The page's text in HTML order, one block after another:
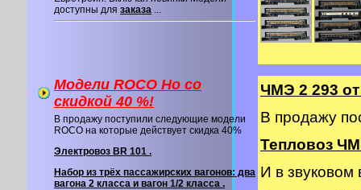
доступны для заказа ...
Модели ROCO Ho со
cкидкой 40 %!
В продажу поступили следующие модели
ROCO на которые действует скидка 40%
Электровоз BR 101 .
Набор из трёх пассажирских вагонов: два
вагона 2 класса и вагон 1/2 класса .
ЧМЭ 2 293
В продажу
Тепловоз
И в звуковом